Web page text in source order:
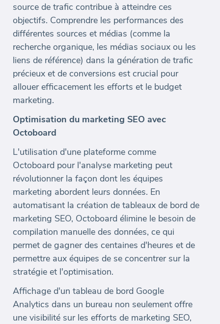
source de trafic contribue à atteindre ces
objectifs. Comprendre les performances des
différentes sources et médias (comme la
recherche organique, les médias sociaux ou les
liens de référence) dans la génération de trafic
précieux et de conversions est crucial pour
allouer efficacement les efforts et le budget
marketing.
Optimisation du marketing SEO avec
Octoboard
L'utilisation d'une plateforme comme
Octoboard pour l'analyse marketing peut
révolutionner la façon dont les équipes
marketing abordent leurs données. En
automatisant la création de tableaux de bord de
marketing SEO, Octoboard élimine le besoin de
compilation manuelle des données, ce qui
permet de gagner des centaines d'heures et de
permettre aux équipes de se concentrer sur la
stratégie et l'optimisation.
Affichage d'un tableau de bord Google
Analytics dans un bureau non seulement offre
une visibilité sur les efforts de marketing SEO,